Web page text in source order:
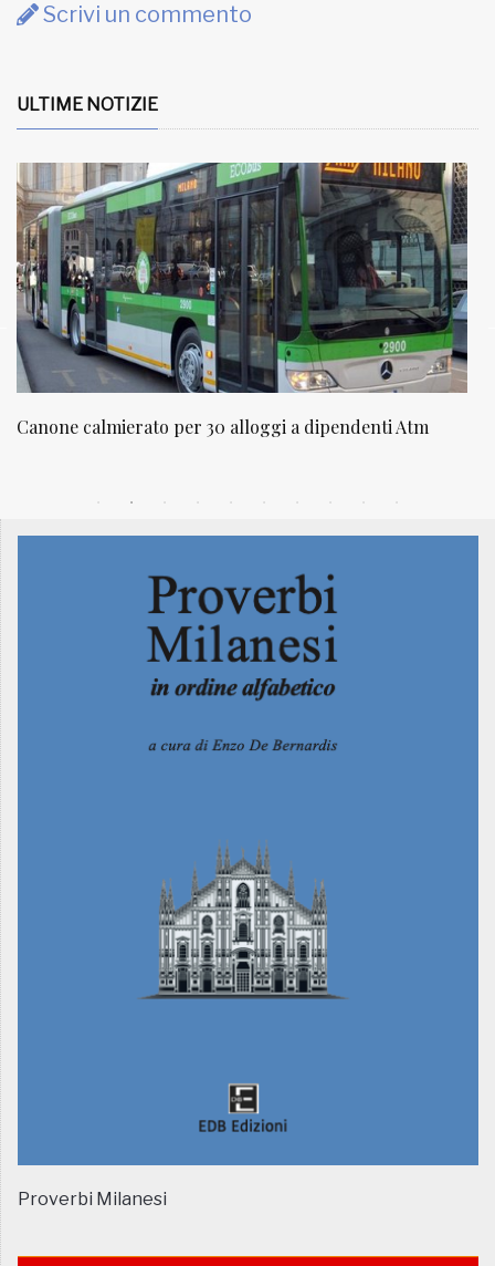
Scrivi un commento
ULTIME NOTIZIE
NATUROPATIA IN BREVE 20/01
Proverbi Milanesi